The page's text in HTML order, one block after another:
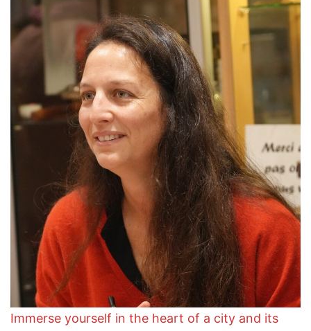
Immerse yourself in the heart of a city and its